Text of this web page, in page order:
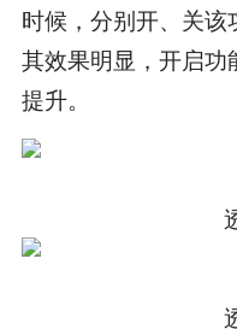
时候，分别开、关
其效果明显，开启功
提升。